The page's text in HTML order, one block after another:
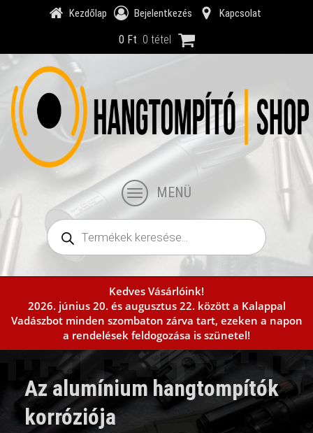
Kezdőlap Bejelentkezés Kapcsolat
0 Ft 0 tétel
MENÜ
Kezdőlap Kosár Pénztár Fiókom
Csőmenet táblázat
Hangtompítók vadászati célra
Hangtompítók hadi és sportlövészetre
Adapterek
Products
search
Kedves Vásárlóink!
2026. június 20. és augusztus 22. között a Kalappal
Vadászbot minden szombaton zárva tart, ezeken a napon
a rendelések feldogozása is szünetel!
Az alumínium hangtompítók
korróziója